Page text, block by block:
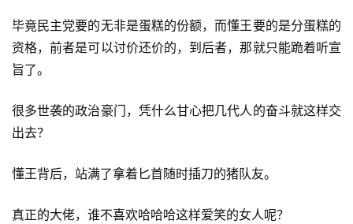
毕竟民主党要的无非是蛋糕的份额，而懂王要的是分蛋糕的
资格，前者是可以讨价还价的，到后者，那就只能跪着听宣
旨了。
很多世袭的政治豪门，凭什么甘心把几代人的奋斗就这样交
出去？
懂王背后，站满了拿着匕首随时插刀的猪队友。
真正的大佬，谁不喜欢哈哈哈这样爱笑的女人呢？